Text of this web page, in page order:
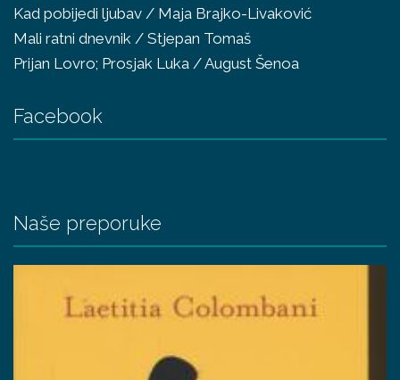
Kad pobijedi ljubav / Maja Brajko-Livaković
Mali ratni dnevnik / Stjepan Tomaš
Prijan Lovro; Prosjak Luka / August Šenoa
Facebook
Naše preporuke